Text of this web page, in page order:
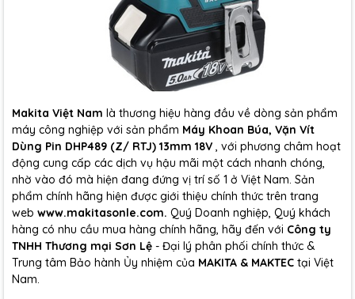
Makita Việt Nam là thương hiệu hàng đầu về dòng sản phẩm
máy công nghiệp với sản phẩm Máy Khoan Búa, Vặn Vít
Dùng Pin DHP489 (Z/ RTJ) 13mm 18V
, với phương châm hoạt
động cung cấp các dịch vụ hậu mãi một cách nhanh chóng,
nhờ vào đó mà hiện đang đứng vị trí số 1 ở Việt Nam. Sản
phẩm chính hãng hiện được giới thiệu chính thức trên trang
web www.makitasonle.com. Quý Doanh nghiệp, Quý khách
hàng có nhu cầu mua hàng chính hãng, hãy đến với Công ty
TNHH Thương mại Sơn Lệ - Đại lý phân phối chính thức &
Trung tâm Bảo hành Ủy nhiệm của MAKITA & MAKTEC tại Việt
Nam.